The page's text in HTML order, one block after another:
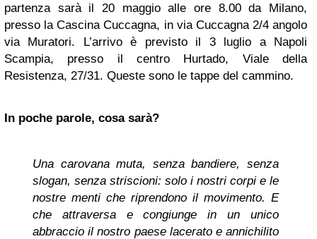
partenza sarà il 20 maggio alle ore 8.00 da Milano,
presso la Cascina Cuccagna, in via Cuccagna 2/4 angolo
via Muratori. L’arrivo è previsto il 3 luglio a Napoli
Scampia, presso il centro Hurtado, Viale della
Resistenza, 27/31. Queste sono le tappe del cammino.
In poche parole, cosa sarà?
Una carovana muta, senza bandiere, senza
slogan, senza striscioni: solo i nostri corpi e le
nostre menti che riprendono il movimento. E
che attraversa e congiunge in un unico
abbraccio il nostro paese lacerato e annichilito